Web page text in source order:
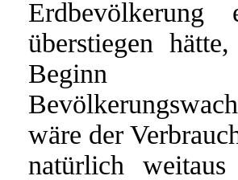
Erdbevölkerung
überstiegen
Beginn
wäre der
natürlich